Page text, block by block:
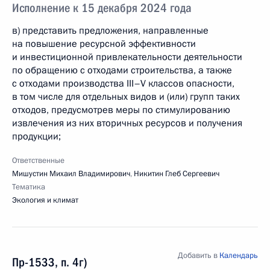
Исполнение к 15 декабря 2024 года
в) представить предложения, направленные
на повышение ресурсной эффективности
и инвестиционной привлекательности деятельности
по обращению с отходами строительства, а также
с отходами производства III–V классов опасности,
в том числе для отдельных видов и (или) групп таких
отходов, предусмотрев меры по стимулированию
извлечения из них вторичных ресурсов и получения
продукции;
Ответственные
Мишустин Михаил Владимирович, Никитин Глеб Сергеевич
Тематика
Экология и климат
Пр-1533, п. 4г)
Добавить в Календарь